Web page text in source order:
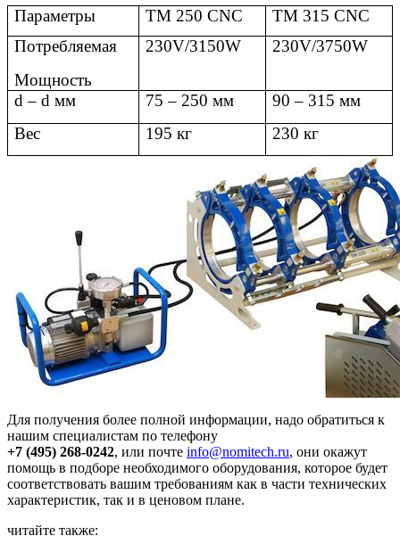
Параметры TM 250 CNC
TM 315 CNC
Потребляемая
Мощность
230V/3150W 230V/3750W
d – dмм 75 – 250 мм
90 – 315 мм
Вес
195 кг 230 кг
Для получения более полной информации, надо обратиться к
нашим специалистам по телефону
+7 (495) 268-0242, или почте info@nomitech.ru, они окажут
помощь в подборе необходимого оборудования, которое будет
соответствовать вашим требованиям как в части технических
характеристик, так и в ценовом плане.
читайте также: